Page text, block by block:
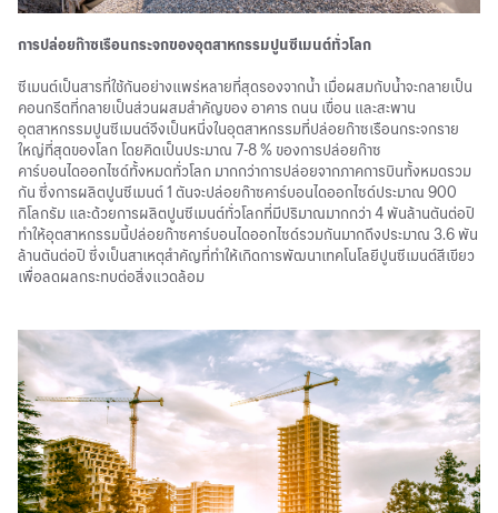
การปล่อยก๊าซเรือนกระจกของอุตสาหกรรมปูนซีเมนต์ทั่วโลก
ซีเมนต์เป็นสารที่ใช้กันอย่างแพร่หลายที่สุดรองจากน้ำ เมื่อผสมกับน้ำจะกลายเป็น
คอนกรีตที่กลายเป็นส่วนผสมสำคัญของ อาคาร ถนน เขื่อน และสะพาน
อุตสาหกรรมปูนซีเมนต์จึงเป็นหนึ่งในอุตสาหกรรมที่ปล่อยก๊าซเรือนกระจกราย
ใหญ่ที่สุดของโลก โดยคิดเป็นประมาณ 7-8 % ของการปล่อยก๊าซ
คาร์บอนไดออกไซด์ทั้งหมดทั่วโลก มากกว่าการปล่อยจากภาคการบินทั้งหมดรวม
กัน ซึ่งการผลิตปูนซีเมนต์ 1 ตันจะปล่อยก๊าซคาร์บอนไดออกไซด์ประมาณ 900
กิโลกรัม และด้วยการผลิตปูนซีเมนต์ทั่วโลกที่มีปริมาณมากกว่า 4 พันล้านตันต่อปี
ทำให้อุตสาหกรรมนี้ปล่อยก๊าซคาร์บอนไดออกไซด์รวมกันมากถึงประมาณ 3.6 พัน
ล้านตันต่อปี ซึ่งเป็นสาเหตุสำคัญที่ทำให้เกิดการพัฒนาเทคโนโลยีปูนซีเมนต์สีเขียว
เพื่อลดผลกระทบต่อสิ่งแวดล้อม